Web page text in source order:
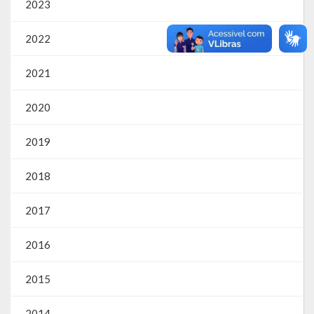
LDO
Transparência
Apresentação
Portal da Transparência
Links Úteis
2023
2022
2021
2020
2019
2018
2017
2016
2015